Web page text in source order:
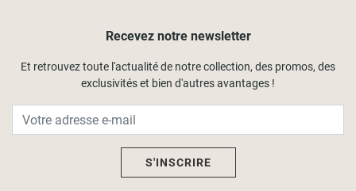
Recevez notre newsletter
Et retrouvez toute l'actualité de notre collection, des promos, des
exclusivités et bien d'autres avantages !
S'INSCRIRE